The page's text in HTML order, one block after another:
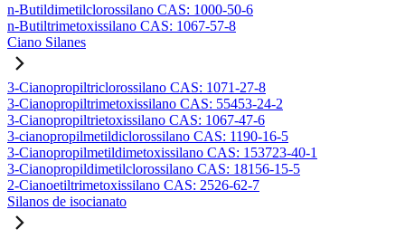
n-Butildimetilclorossilano CAS: 1000-50-6
n-Butiltrimetoxissilano CAS: 1067-57-8
Ciano Silanes
3-Cianopropiltriclorossilano CAS: 1071-27-8
3-Cianopropiltrimetoxissilano CAS: 55453-24-2
3-Cianopropiltrietoxissilano CAS: 1067-47-6
3-cianopropilmetildiclorossilano CAS: 1190-16-5
3-Cianopropilmetildimetoxissilano CAS: 153723-40-1
3-Cianopropildimetilclorossilano CAS: 18156-15-5
2-Cianoetiltrimetoxissilano CAS: 2526-62-7
Silanos de isocianato